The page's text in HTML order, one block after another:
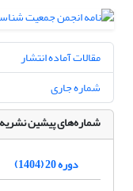
مقالات آماده انتشار
شماره جاری
شماره‌های پیشین نشریه
دوره 20 (1404)